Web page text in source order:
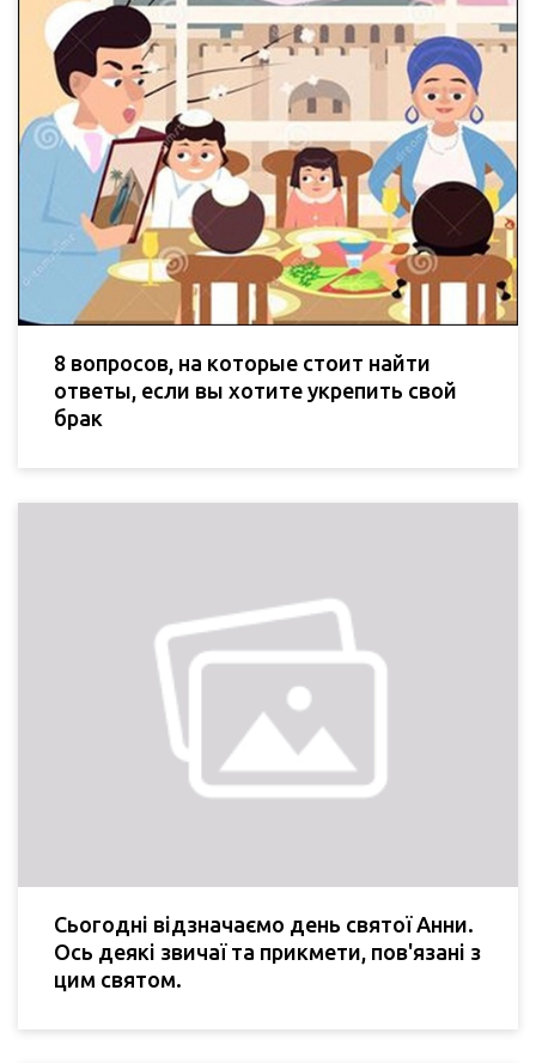
8 вопросов, на которые стоит найти
ответы, если вы хотите укрепить свой
брак
Сьогодні відзначаємо день святої Анни.
Ось деякі звичаї та прикмети, пов'язані з
цим святом.